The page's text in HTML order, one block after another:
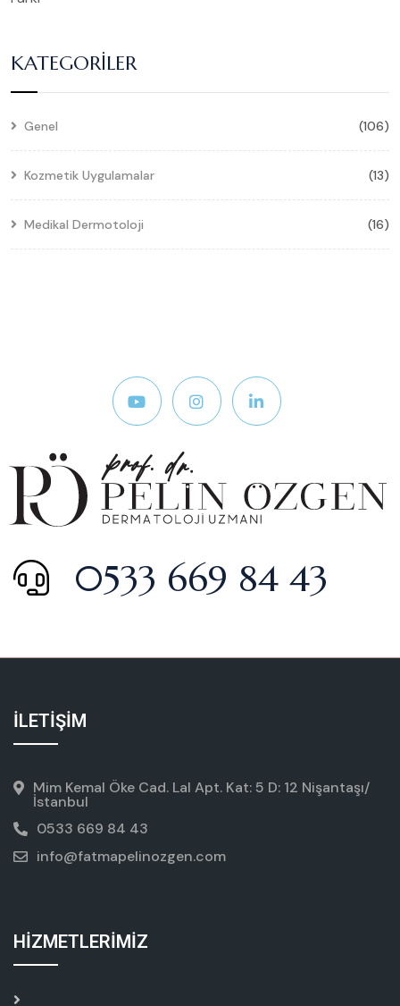
KATEGORILER
Genel (106)
Kozmetik Uygulamalar (13)
Medikal Dermotoloji (16)
0533 669 84 43
İLETİŞİM
Mim Kemal Öke Cad. Lal Apt. Kat: 5 D: 12 Nişantaşı/
İstanbul
0533 669 84 43
info@fatmapelinozgen.com
HİZMETLERİMİZ